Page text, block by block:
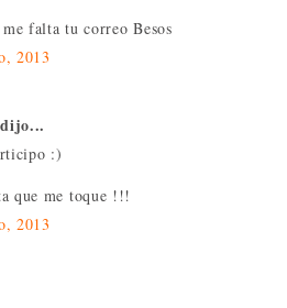
falta tu correo Besos
2013
dijo...
:)
que me toque !!!
2013